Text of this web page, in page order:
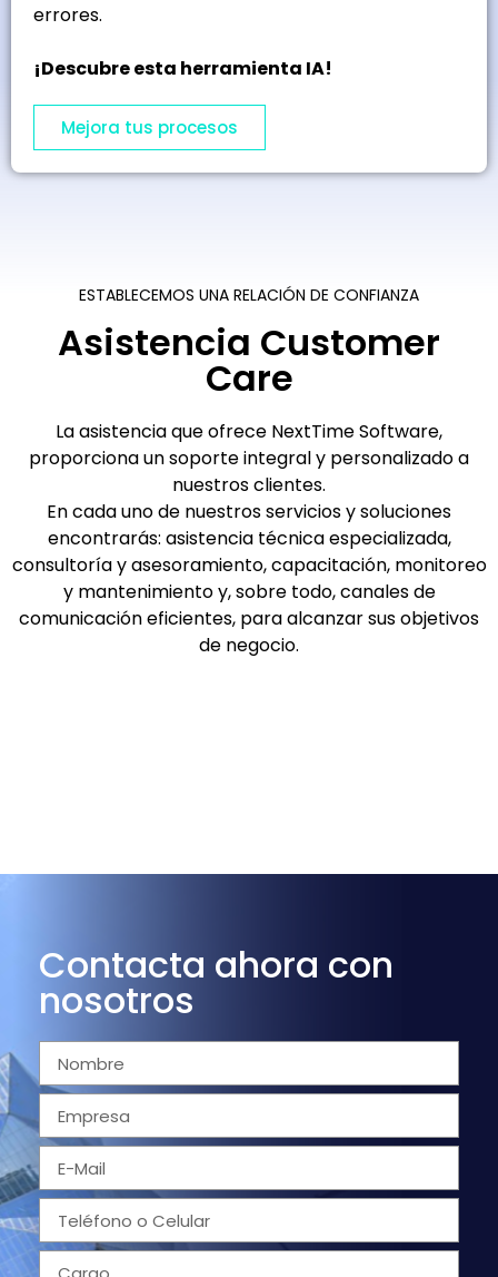
errores.
¡Descubre esta herramienta IA!
Mejora tus procesos
ESTABLECEMOS UNA RELACIÓN DE CONFIANZA
Asistencia Customer
Care
La asistencia que ofrece NextTime Software,
proporciona un soporte integral y personalizado a
nuestros clientes.
En cada uno de nuestros servicios y soluciones
encontrarás: asistencia técnica especializada,
consultoría y asesoramiento, capacitación, monitoreo
y mantenimiento y, sobre todo, canales de
comunicación eficientes, para alcanzar sus objetivos
de negocio.
Contacta ahora con
nosotros